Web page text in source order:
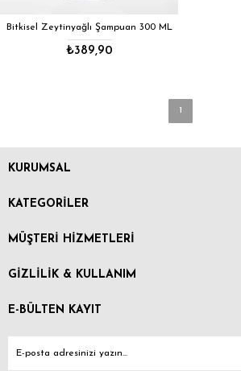
Bitkisel Zeytinyağlı Şampuan 300 ML
₺389,90
1
KURUMSAL
KATEGORİLER
MÜŞTERİ HİZMETLERİ
GİZLİLİK & KULLANIM
E-BÜLTEN KAYIT